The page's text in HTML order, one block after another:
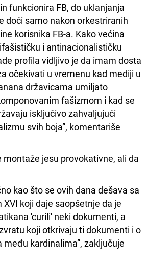
funkcionira FB, do uklanjanja
doći samo nakon orkestriranih
korisnika FB-a. Kako većina
i antinacionalističku
profila vidljivo je da imam dosta
očekivati u vremenu kad mediji u
državicama umiljato
fašizmom i kad se
isključivo zahvaljujući
svih boja”, komentariše
montaže jesu provokativne, ali da
kao što se ovih dana dešava sa
koji daje saopšetnje da je
'curili' neki dokumenti, a
koji otkrivaju ti dokumenti i o
među kardinalima”, zaključuje